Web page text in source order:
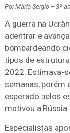
Por Mário Sergio – 3º
A guerra na
adentrar e
bombardeando
tipos de
2022. Estimava-
semanas, porém
esperado pelos
motivou a Rússia
Especialistas